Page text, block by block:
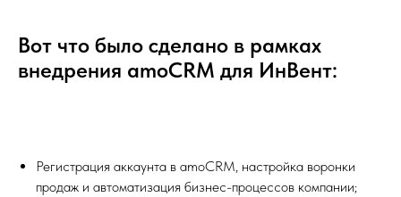
Вот что было сделано в рамках
внедрения amoCRM для ИнВент:
Регистрация аккаунта в amoCRM, настройка воронки
продаж и автоматизация бизнес-процессов компании;